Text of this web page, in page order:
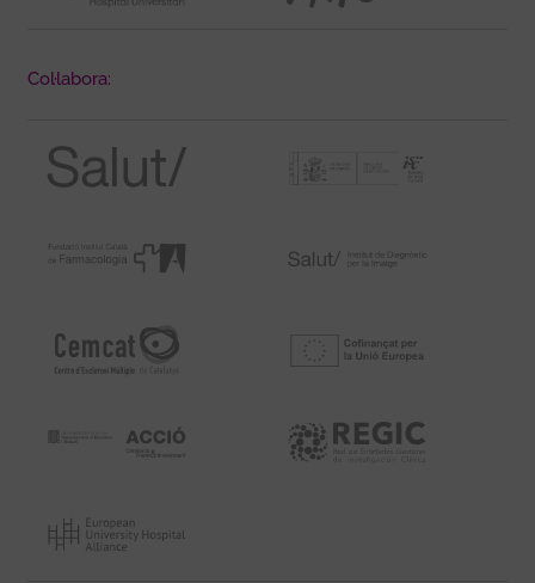
Col·labora: